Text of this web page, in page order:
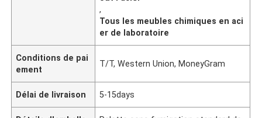
,
Tous les meubles chimiques en aci
er de laboratoire
Conditions de pai
ement
T/T, Western Union, MoneyGram
Délai de livraison 5-15days